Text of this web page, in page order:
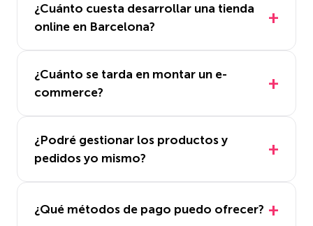
¿Cuánto cuesta desarrollar una tienda
online en Barcelona?
¿Cuánto se tarda en montar un e-
commerce?
¿Podré gestionar los productos y
pedidos yo mismo?
¿Qué métodos de pago puedo ofrecer?